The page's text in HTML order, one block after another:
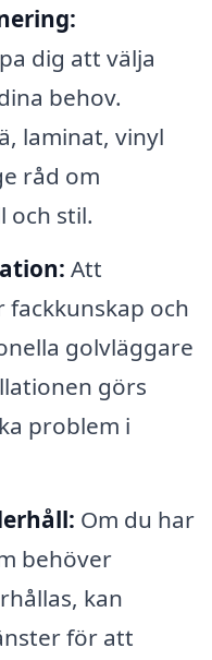
dig att välja
behov.
laminat, vinyl
råd om
och stil.
Att
och
golvläggare
görs
problem i
Om du har
behöver
kan
för att